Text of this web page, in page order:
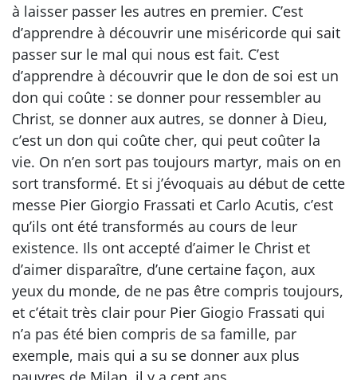
à laisser passer les autres en premier. C’est
d’apprendre à découvrir une miséricorde qui sait
passer sur le mal qui nous est fait. C’est
d’apprendre à découvrir que le don de soi est un
don qui coûte : se donner pour ressembler au
Christ, se donner aux autres, se donner à Dieu,
c’est un don qui coûte cher, qui peut coûter la
vie. On n’en sort pas toujours martyr, mais on en
sort transformé. Et si j’évoquais au début de cette
messe Pier Giorgio Frassati et Carlo Acutis, c’est
qu’ils ont été transformés au cours de leur
existence. Ils ont accepté d’aimer le Christ et
d’aimer disparaître, d’une certaine façon, aux
yeux du monde, de ne pas être compris toujours,
et c’était très clair pour Pier Giogio Frassati qui
n’a pas été bien compris de sa famille, par
exemple, mais qui a su se donner aux plus